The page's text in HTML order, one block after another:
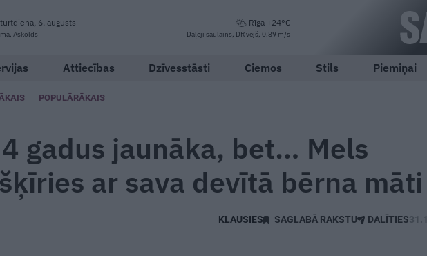
6. augusts
Askolds
Rīga +24°C
Daļēji saulains, DR vējš, 0.89 m/s
Attiecības Dzīvesstāsti Ciemos Stils Piemiņai
POPULĀRĀKAIS
gadus jaunāka, bet… Mels
ar sava devītā bērna māti
SAGLABĀ RAKSTU DALĪTIES